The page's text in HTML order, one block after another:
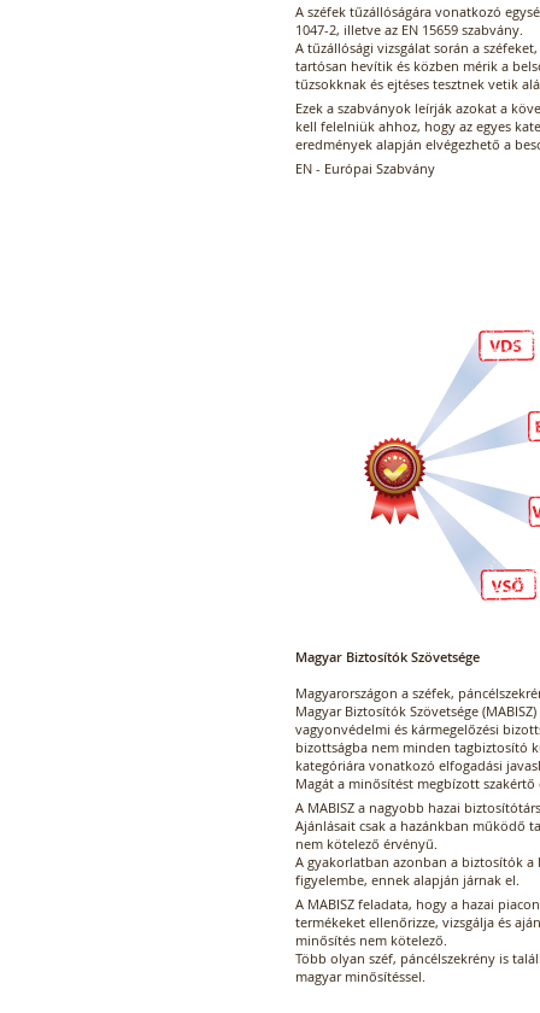
A széfek tűzállóságára vonatkozó
1047-2, illetve az EN 15659 szabvány.
A tűzállósági vizsgálat során a
tartósan hevítik és közben mérik a
tűzsokknak és ejtéses tesztnek vetik
Ezek a szabványok leírják azokat a
kell felelniük ahhoz, hogy az egyes
eredmények alapján elvégezhető a
EN - Európai Szabvány
Magyar Biztosítók Szövetsége
Magyarországon a széfek,
Magyar Biztosítók Szövetsége
vagyonvédelmi és kármegelőzési
bizottságba nem minden tagbiztosító
kategóriára vonatkozó elfogadási
Magát a minősítést megbízott szakértő
A MABISZ a nagyobb hazai
Ajánlásait csak a hazánkban működő
nem kötelező érvényű.
A gyakorlatban azonban a biztosítók
figyelembe, ennek alapján járnak el.
A MABISZ feladata, hogy a hazai
termékeket ellenőrizze, vizsgálja és
minősítés nem kötelező.
Több olyan széf, páncélszekrény is
magyar minősítéssel.